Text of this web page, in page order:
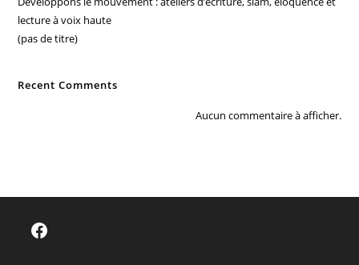
lecture à voix haute
(pas de titre)
Recent Comments
Aucun commentaire à afficher.
Facebook